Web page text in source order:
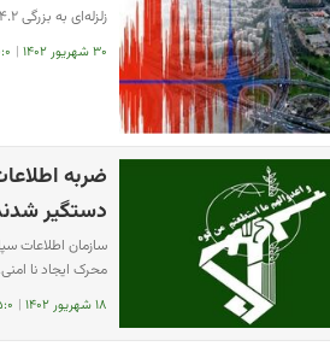
زلزله‌ای به بزرگی ۴.۲ ریشتر دوگنبدان را لرزاند.
۳۰ شهریور ۱۴۰۲ |
دستگیر
محرک ایجاد نا
۱۸ شهریور ۱۴۰۲ |